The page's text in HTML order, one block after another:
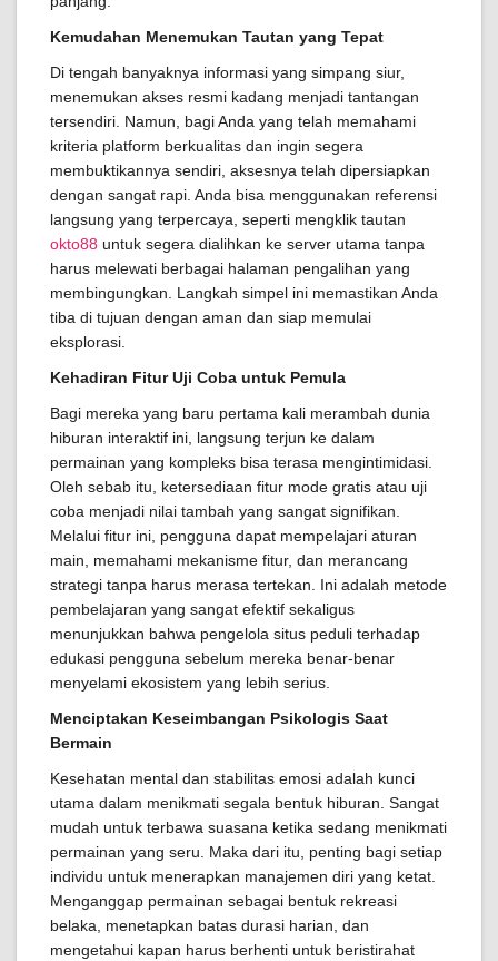
Kemudahan Menemukan Tautan yang Tepat
Di tengah banyaknya informasi yang simpang siur,
menemukan akses resmi kadang menjadi tantangan
tersendiri. Namun, bagi Anda yang telah memahami
kriteria platform berkualitas dan ingin segera
membuktikannya sendiri, aksesnya telah dipersiapkan
dengan sangat rapi. Anda bisa menggunakan referensi
langsung yang terpercaya, seperti mengklik tautan
okto88 untuk segera dialihkan ke server utama tanpa
harus melewati berbagai halaman pengalihan yang
membingungkan. Langkah simpel ini memastikan Anda
tiba di tujuan dengan aman dan siap memulai
eksplorasi.
Kehadiran Fitur Uji Coba untuk Pemula
Bagi mereka yang baru pertama kali merambah dunia
hiburan interaktif ini, langsung terjun ke dalam
permainan yang kompleks bisa terasa mengintimidasi.
Oleh sebab itu, ketersediaan fitur mode gratis atau uji
coba menjadi nilai tambah yang sangat signifikan.
Melalui fitur ini, pengguna dapat mempelajari aturan
main, memahami mekanisme fitur, dan merancang
strategi tanpa harus merasa tertekan. Ini adalah metode
pembelajaran yang sangat efektif sekaligus
menunjukkan bahwa pengelola situs peduli terhadap
edukasi pengguna sebelum mereka benar-benar
menyelami ekosistem yang lebih serius.
Menciptakan Keseimbangan Psikologis Saat
Bermain
Kesehatan mental dan stabilitas emosi adalah kunci
utama dalam menikmati segala bentuk hiburan. Sangat
mudah untuk terbawa suasana ketika sedang menikmati
permainan yang seru. Maka dari itu, penting bagi setiap
individu untuk menerapkan manajemen diri yang ketat.
Menganggap permainan sebagai bentuk rekreasi
belaka, menetapkan batas durasi harian, dan
mengetahui kapan harus berhenti untuk beristirahat